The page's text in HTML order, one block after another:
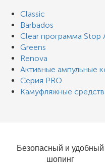
Classic
Barbados
Clear программа Stop
Greens
Renova
Активные ампульные
Серия PRO
Кaмуфляжные
Безопасный и удобный
шопинг